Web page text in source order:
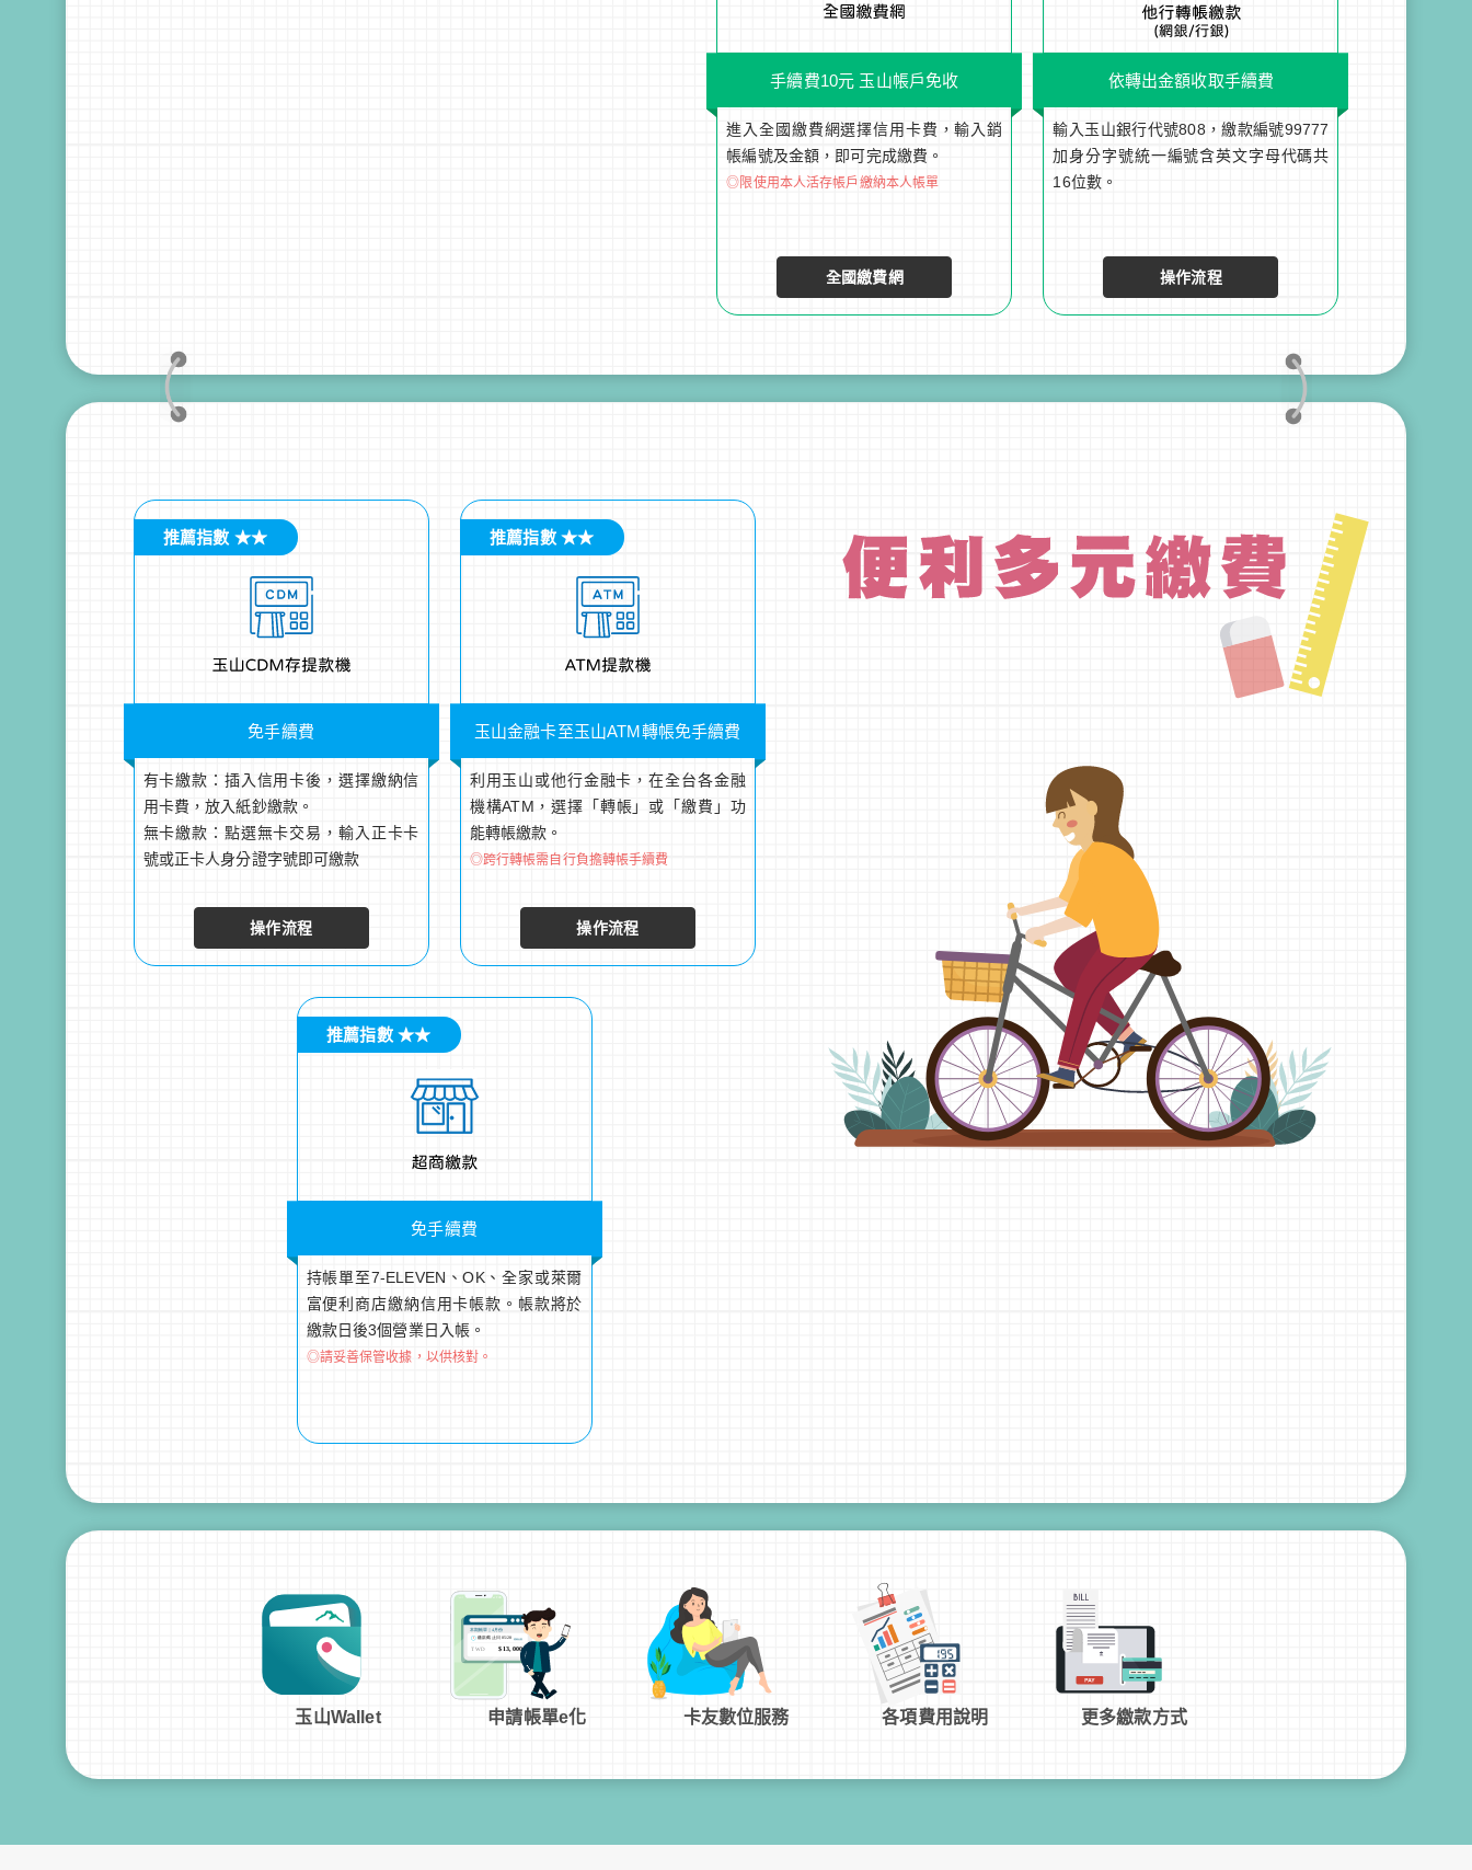
手續費10元 玉山帳戶免收
進入全國繳費網選擇信用卡費，輸入銷
帳編號及金額，即可完成繳費。
◎限使用本人活存帳戶繳納本人帳單
全國繳費網
依轉出金額收取手續費
輸入玉山銀行代號808，繳款編號99777
加身分字號統一編號含英文字母代碼共
16位數。
操作流程
推薦指數 ★★
免手續費
有卡繳款：插入信用卡後，選擇繳納信
用卡費，放入紙鈔繳款。
無卡繳款：點選無卡交易，輸入正卡卡
號或正卡人身分證字號即可繳款
操作流程
推薦指數 ★★
玉山金融卡至玉山ATM轉帳免手續費
利用玉山或他行金融卡，在全台各金融
機構ATM，選擇「轉帳」或「繳費」功
能轉帳繳款。
◎跨行轉帳需自行負擔轉帳手續費
操作流程
推薦指數 ★★
免手續費
持帳單至7-ELEVEN、OK、全家或萊爾
富便利商店繳納信用卡帳款。帳款將於
繳款日後3個營業日入帳。
◎請妥善保管收據，以供核對。
玉山Wallet 申請帳單e化 卡友數位服務 各項費用說明 更多繳款方式